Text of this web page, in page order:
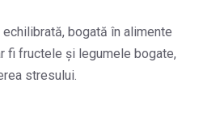
bogată în alimente
fi fructele și legumele bogate,
stresului.